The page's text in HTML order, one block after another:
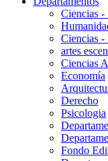
Ciencias -
Ciencias -
artes
Ciencias
Economía
Derecho
Psicologia
Fondo